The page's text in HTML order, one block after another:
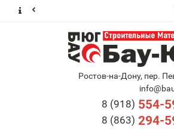
Ростов-на-Дону, пер.
8 (918) 554-
8 (863) 294-